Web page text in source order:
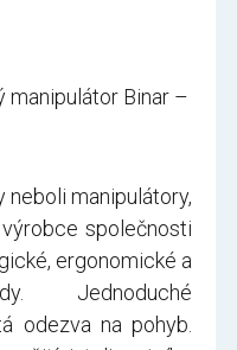
manipulátor Binar –
manipulátory,
společnosti
ergonomické a
Jednoduché
odezva na pohyb.